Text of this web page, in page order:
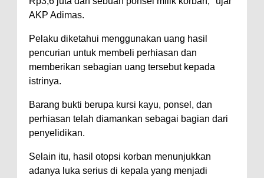
AKP Adimas.
Pelaku diketahui menggunakan uang hasil
pencurian untuk membeli perhiasan dan
memberikan sebagian uang tersebut kepada
istrinya.
Barang bukti berupa kursi kayu, ponsel, dan
perhiasan telah diamankan sebagai bagian dari
penyelidikan.
Selain itu, hasil otopsi korban menunjukkan
adanya luka serius di kepala yang menjadi